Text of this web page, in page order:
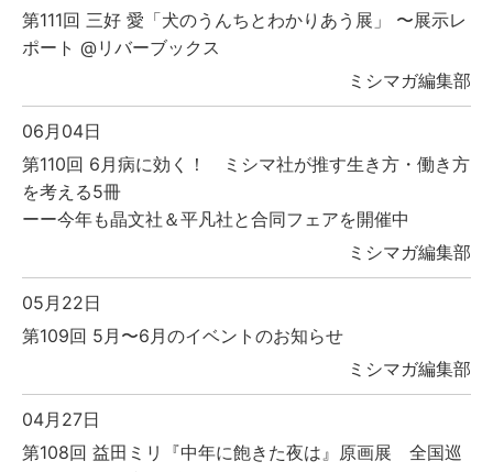
第111回 三好 愛「犬のうんちとわかりあう展」 〜展示レ
ポート @リバーブックス
ミシマガ編集部
06月04日
第110回 6月病に効く！ ミシマ社が推す生き方・働き方
を考える5冊
ーー今年も晶文社＆平凡社と合同フェアを開催中
ミシマガ編集部
05月22日
第109回 5月〜6月のイベントのお知らせ
ミシマガ編集部
04月27日
第108回 益田ミリ『中年に飽きた夜は』原画展 全国巡